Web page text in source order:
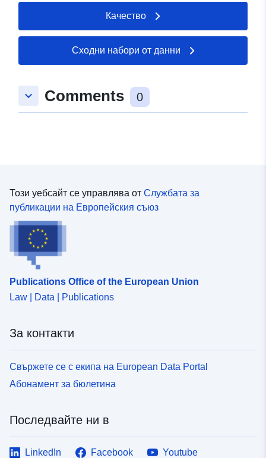
Качество
Сходни набори от данни
keyboard_arrow_down Comments 0
Този уебсайт се управлява от Службата за
публикации на Европейския съюз
Publications Office of the European Union
Law | Data | Publications
За контакти
Свържете се с екипа на European Data Portal
Абонамент за бюлетина
Последвайте ни в
LinkedIn Facebook
Youtube